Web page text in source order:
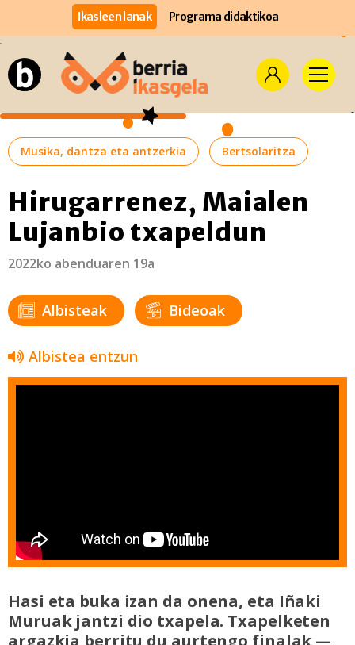
Ikasleen lanak Programa didaktikoa
Musika, dantza eta antzerkia Bertsolaritza
Hirugarrenez, Maialen
Lujanbio txapeldun
2022ko abenduaren 19a
Albisteak Bideoak
Albistea entzun
Hasi eta buka izan da onena, eta Iñaki
Muruak jantzi dio txapela. Txapelketen